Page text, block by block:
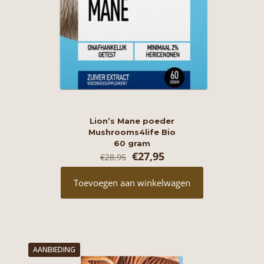
Lion’s Mane poeder
Mushrooms4life Bio
60 gram
€28,95 Oorspronkelijke
prijs
was:
€28,95.
€27,95Huidige
prijs
€27,95.
Toevoegen aan winkelwagen
AANBIEDING